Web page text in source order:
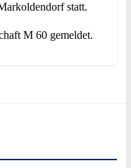
statt.
M 60 gemeldet.